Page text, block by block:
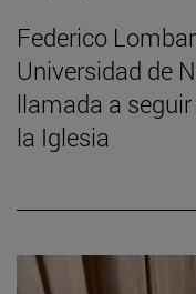
Federico
Universidad de
llamada a
la Iglesia